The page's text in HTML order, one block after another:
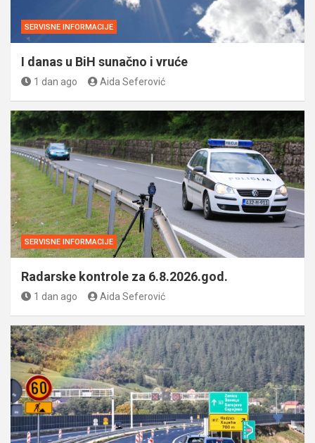
SERVISNE INFORMACIJE
I danas u BiH sunačno i vruće
1 dan ago Aida Seferović
SERVISNE INFORMACIJE
Radarske kontrole za 6.8.2026.god.
1 dan ago Aida Seferović